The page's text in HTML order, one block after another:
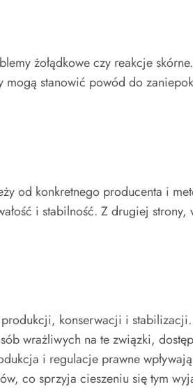
żołądkowe czy reakcje
stanowić powód do
od konkretnego producenta i
i stabilność. Z drugiej
konserwacji i
wrażliwych na te związki,
i regulacje prawne
co sprzyja cieszeniu się tym